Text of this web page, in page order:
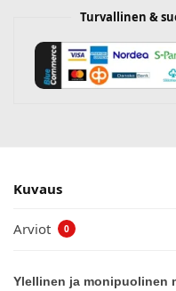
Turvallinen &
Kuvaus
Arviot 0
Ylellinen ja monipuolinen